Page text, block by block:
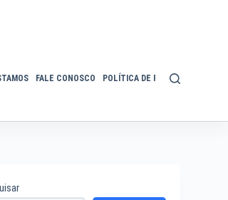
FALE CONOSCO POLÍTICA DE PRIVACIDADE